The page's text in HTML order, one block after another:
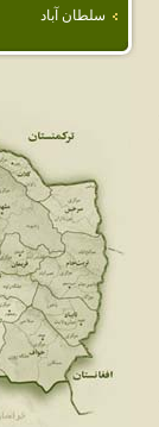
سلطان آباد